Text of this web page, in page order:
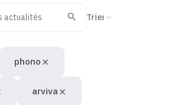
Valider
phono
arviva